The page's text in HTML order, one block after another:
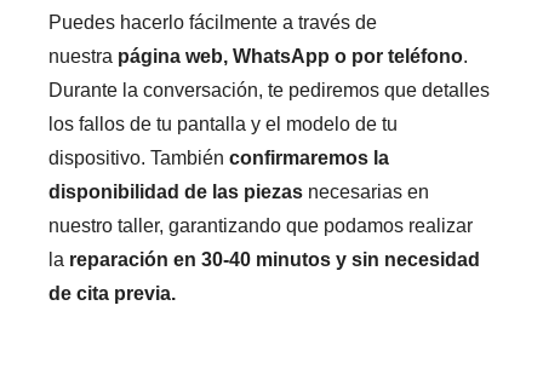
Puedes hacerlo fácilmente a través de
nuestra página web, WhatsApp o por teléfono.
Durante la conversación, te pediremos que detalles
los fallos de tu pantalla y el modelo de tu
dispositivo. Tambiénconfirmaremos la
disponibilidad de las piezas necesarias en
nuestro taller, garantizando que podamos realizar
la reparación en 30-40 minutos y sin necesidad
de cita previa.